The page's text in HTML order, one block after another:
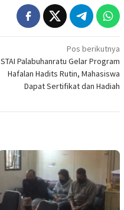
Pos berikutnya
STAI Palabuhanratu Gelar Program
Hafalan Hadits Rutin, Mahasiswa
Dapat Sertifikat dan Hadiah